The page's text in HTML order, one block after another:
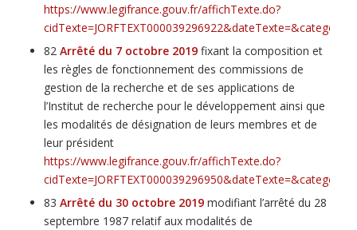
https://www.legifrance.gouv.fr/affichTexte.do?
82 Arrêté du 7 octobre 2019fixant la composition et
les règles de fonctionnement des commissions de
gestion de la recherche et de ses applications de
l’Institut de recherche pour le développement ainsi que
les modalités de désignation de leurs membres et de
leur président
https://www.legifrance.gouv.fr/affichTexte.do?
83 Arrêté du 30 octobre 2019modifiant l’arrêté du 28
septembre 1987 relatif aux modalités de